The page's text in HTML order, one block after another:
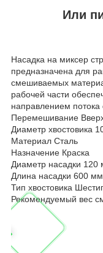
Или
Насадка на миксер
предназначена для
смешиваемых
рабочей части
направлением
Перемешивание
Диаметр хвостовика
Материал Сталь
Назначение Краска
Диаметр насадки 120
Длина насадки 600 мм
Тип хвостовика
Рекомендуемый вес